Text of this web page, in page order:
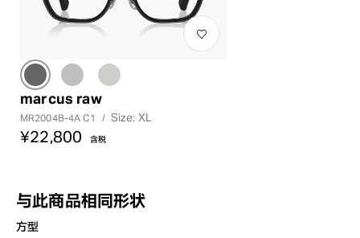
marcus raw
MR2004B-4A C1 / Size: XL
¥22,800 含税
与此商品相同形状
方型